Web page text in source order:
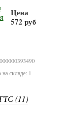
Цена
572 руб
складе: 1
(11)